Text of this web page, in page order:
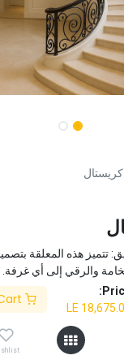
كريستال
تتميز هذه المعلقة
والرقي إلى أي غرفة.
وموفرة للطاقة
مواد عالية الجودة لأداء
لتركيب سهل